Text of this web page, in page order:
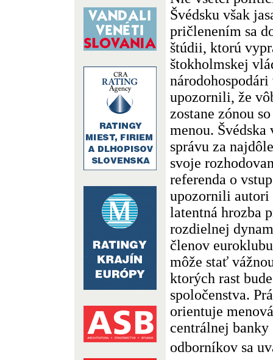
Švédsku však
pričlenením sa
štúdii, ktorú
štokholmskej
upozornili, že
zostane zónou
menou.
správu za
svoje
referenda o
upozornili autori
latentná hrozba
rozdielnej
členov
môže stať
ktorých rast
spoločenstva.
orientuje
centrálnej
odborníkov sa